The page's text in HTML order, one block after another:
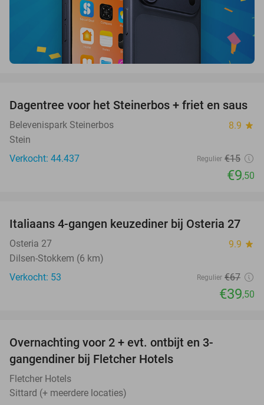
37%
Dagentree voor het Steinerbos + friet en saus
Belevenispark Steinerbos 8.9 star
Stein
Verkocht: 44.437
Regulier €15
€9,50
41%
Italiaans 4-gangen keuzediner bij Osteria 27
Osteria 27 9.9 star
Dilsen-Stokkem (6 km)
Verkocht: 53
Regulier €67
€39,50
Overnachting voor 2 + evt. ontbijt en 3-
gangendiner bij Fletcher Hotels
Fletcher Hotels
Sittard (+ meerdere locaties)